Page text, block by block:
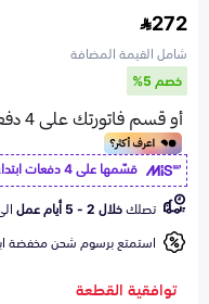
272
شامل القيمة المضافة
خصم 5%
قسّمها على 4 دفعات ابتداء من
تصلكخلال 2 - 5 أيام عمل
استمتع برسوم شحن مخفضة
توافقية القطعة